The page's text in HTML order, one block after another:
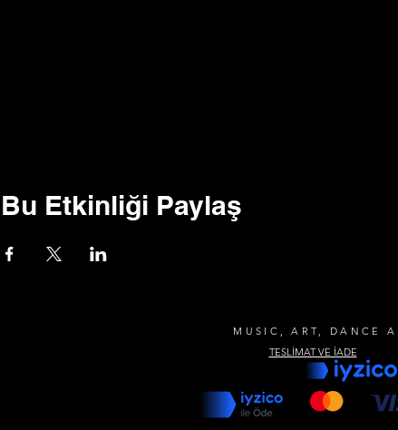
Bu Etkinliği Paylaş
MUSIC, ART, DANCE
TESLİMAT VE İADE